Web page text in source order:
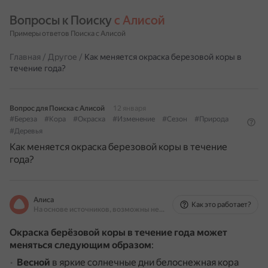
Вопросы к Поиску с Алисой
Примеры ответов Поиска с Алисой
Главная / Другое / Как меняется окраска березовой коры в
течение года?
Вопрос для Поиска с Алисой
12 января
#Береза
#Кора #Окраска #Изменение #Сезон
#Природа
#Деревья
Как меняется окраска березовой коры в течение
года?
Алиса
На основе источников, возможны неточности
Как это работает?
Окраска берёзовой коры в течение года может
меняться следующим образом:
Весной в яркие солнечные дни белоснежная кора